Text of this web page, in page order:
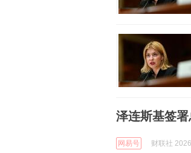
泽连斯基签
网易号 财联社